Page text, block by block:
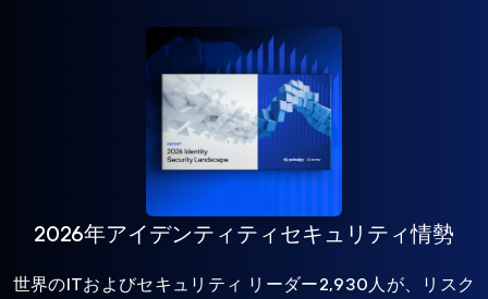
2026年アイデンティティセキュリティ情勢
世界のITおよびセキュリティ リーダー2,930人が、リスク